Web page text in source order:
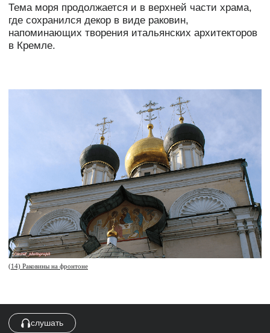
В МОСКВЕ БЫЛО ПОСТРОЕНО НЕ ОЧЕНЬ МНОГО,
НАШЕМУ ГОРОДУ ПО ДУШЕ ПРИШЕЛСЯ
КЛАССИЦИЗМ.
(18) Усадьба Варгиных-Одинцовых Бахрушина,
На улице Бахрушина, дом 17 расположился яркий
пример такой архитектуры — городская усадьба
(17) Фасад дома А.А. Бахрушина по проекту К.
Гиппиуса, 1896